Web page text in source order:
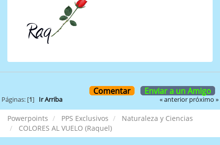
Comentar Enviar a un Amigo
Páginas: [1] Ir Arriba « anterior próximo »
Powerpoints PPS Exclusivos
Naturaleza y Ciencias
COLORES AL VUELO (Raquel)